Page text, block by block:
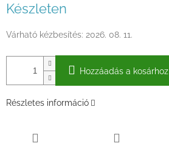
Készleten
Várható kézbesítés: 2026. 08. 11.
Hozzáadás a kosárhoz
Részletes információ